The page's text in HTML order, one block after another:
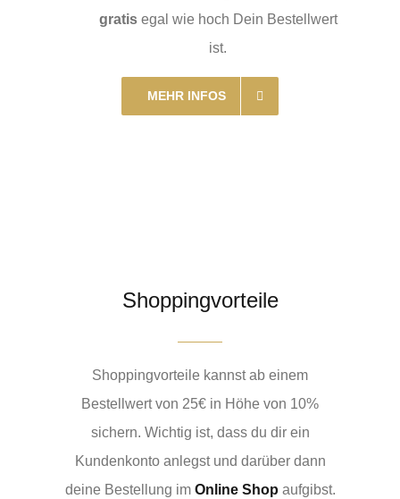
gratisegal wie hoch Dein Bestellwert
ist.
MEHR INFOS
Shoppingvorteile
Shoppingvorteile kannst ab einem
Bestellwert von 25€ in Höhe von 10%
sichern. Wichtig ist, dass du dir ein
Kundenkonto anlegst und darüber dann
deine Bestellung imOnline Shop aufgibst.